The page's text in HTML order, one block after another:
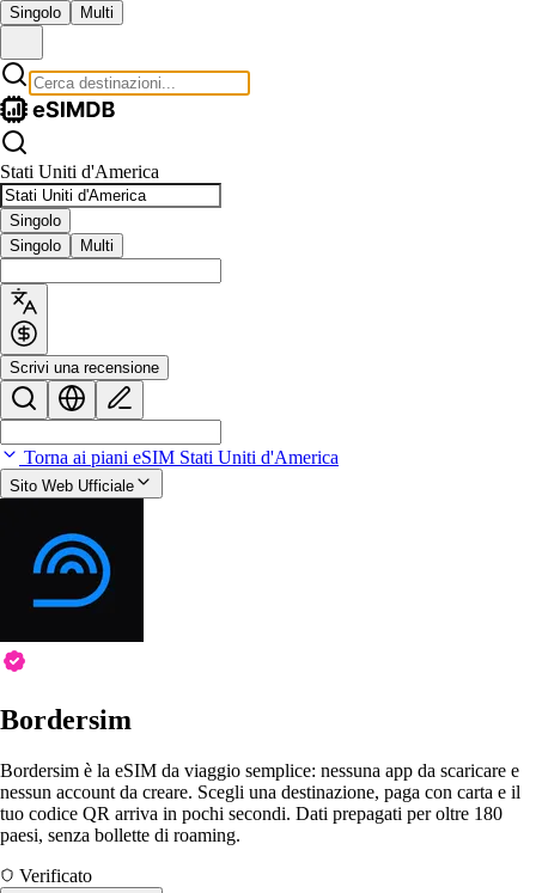
Singolo Multi
Stati Uniti d'America
Singolo
Singolo
Multi
Scrivi una recensione
Torna ai piani eSIM Stati Uniti d'America
Sito Web Ufficiale
Bordersim
Bordersim è la eSIM da viaggio semplice: nessuna app da scaricare e
nessun account da creare. Scegli una destinazione, paga con carta e il
tuo codice QR arriva in pochi secondi. Dati prepagati per oltre 180
paesi, senza bollette di roaming.
Verificato